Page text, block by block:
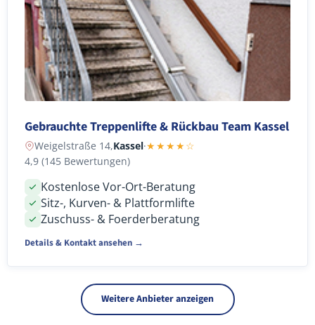
Gebrauchte Treppenlifte & Rückbau Team Kassel
Weigelstraße 14,Kassel·★★★★☆
4,9 (145 Bewertungen)
Kostenlose Vor-Ort-Beratung
Sitz-, Kurven- & Plattformlifte
Zuschuss- & Foerderberatung
Details & Kontakt ansehen →
Weitere Anbieter anzeigen